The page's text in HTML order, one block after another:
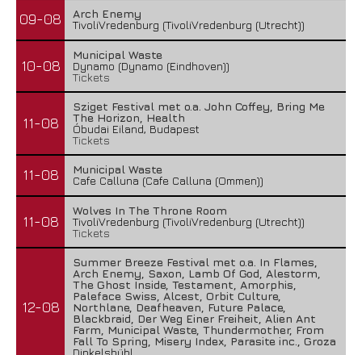
09-08
Arch Enemy
TivoliVredenburg (TivoliVredenburg (Utrecht))
10-08
Municipal Waste
Dynamo (Dynamo (Eindhoven))
Tickets
11-08
Sziget Festival met o.a. John Coffey, Bring Me
The Horizon, Health
Óbudai Eiland, Budapest
Tickets
11-08
Municipal Waste
Cafe Calluna (Cafe Calluna (Ommen))
11-08
Wolves In The Throne Room
TivoliVredenburg (TivoliVredenburg (Utrecht))
Tickets
12-08
Summer Breeze Festival met o.a. In Flames,
Arch Enemy, Saxon, Lamb Of God, Alestorm,
The Ghost Inside, Testament, Amorphis,
Paleface Swiss, Alcest, Orbit Culture,
Northlane, Deafheaven, Future Palace,
Blackbraid, Der Weg Einer Freiheit, Alien Ant
Farm, Municipal Waste, Thundermother, From
Fall To Spring, Misery Index, Parasite inc., Groza
Dinkelsbühl